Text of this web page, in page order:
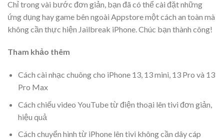
Chỉ trong vài bước đơn giản, bạn đã có thể cài đặt những
ứng dụng hay game bên ngoài Appstore một cách an toàn mà
không cần thực hiện Jailbreak iPhone. Chúc bạn thành công!
Tham khảo thêm
Cách cài nhạc chuông cho iPhone 13, 13 mini, 13 Pro và 13
Pro Max
Cách chiếu video YouTube từ điện thoại lên tivi đơn giản,
hiệu quả
Cách chuyển hình từ iPhone lên tivi không cần dây cáp